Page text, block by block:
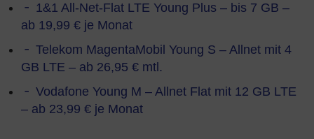
1&1 All-Net-Flat LTE Young Plus – bis 7 GB –
ab 19,99 € je Monat
Telekom MagentaMobil Young S – Allnet mit 4
GB LTE – ab 26,95 € mtl.
Vodafone Young M – Allnet Flat mit 12 GB LTE
– ab 23,99 € je Monat